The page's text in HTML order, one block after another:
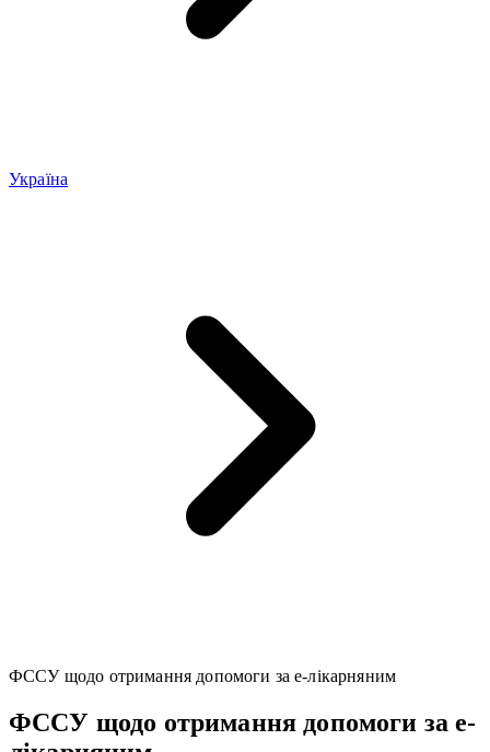
Україна
ФССУ щодо отримання допомоги за е-лікарняним
ФССУ щодо отримання допомоги за е-